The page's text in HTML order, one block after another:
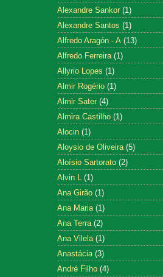
Alexandre Sankor (1)
Alexandre Santos (1)
Alfredo Aragón - A (13)
Alfredo Ferreira (1)
Allyrio Lopes (1)
Almir Rogério (1)
Almir Sater (4)
Almira Castilho (1)
Alocin (1)
Aloysio de Oliveira (5)
Aloísio Sartorato (2)
Alvin L (1)
Ana Girão (1)
Ana Maria (1)
Ana Terra (2)
Ana Vilela (1)
Anastácia (3)
André Filho (4)